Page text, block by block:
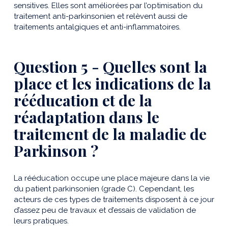
sensitives. Elles sont améliorées par l’optimisation du
traitement anti-parkinsonien et relèvent aussi de
traitements antalgiques et anti-inflammatoires.
Question 5 - Quelles sont la
place et les indications de la
rééducation et de la
réadaptation dans le
traitement de la maladie de
Parkinson ?
La rééducation occupe une place majeure dans la vie
du patient parkinsonien (grade C). Cependant, les
acteurs de ces types de traitements disposent à ce jour
d’assez peu de travaux et d’essais de validation de
leurs pratiques.